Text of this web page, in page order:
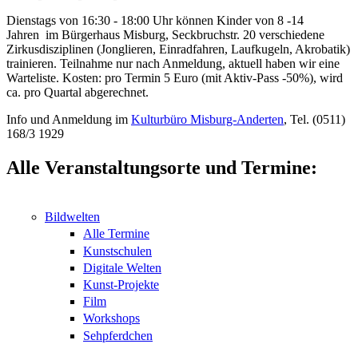
Dienstags von 16:30 - 18:00 Uhr können Kinder von 8 -14
Jahren im Bürgerhaus Misburg, Seckbruchstr. 20 verschiedene
Zirkusdisziplinen (Jonglieren, Einradfahren, Laufkugeln, Akrobatik)
trainieren. Teilnahme nur nach Anmeldung, aktuell haben wir eine
Warteliste. Kosten: pro Termin 5 Euro (mit Aktiv-Pass -50%), wird
ca. pro Quartal abgerechnet.
Info und Anmeldung im Kulturbüro Misburg-Anderten, Tel. (0511)
168/3 1929
Alle Veranstaltungsorte und Termine:
Bildwelten
Alle Termine
Kunstschulen
Digitale Welten
Kunst-Projekte
Film
Workshops
Sehpferdchen